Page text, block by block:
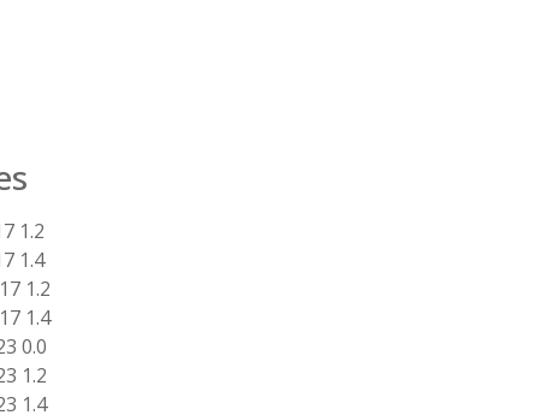
1.2
1.4
1.2
1.4
0.0
1.2
1.4